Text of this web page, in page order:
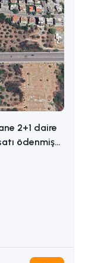
2+1 daire
ödenmiş
AKIN